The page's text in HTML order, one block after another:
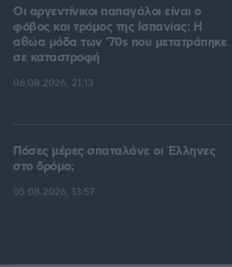
Οι αργεντίνικοι παπαγάλοι είναι ο
φόβος και τρόμος της Ισπανίας: Η
αθώα μόδα των '70s που μετατράπηκε
σε καταστροφή
06.08.2026, 21:13
Πόσες μέρες σπαταλάνε οι Έλληνες
στο δρόμο;
05.08.2026, 13:57